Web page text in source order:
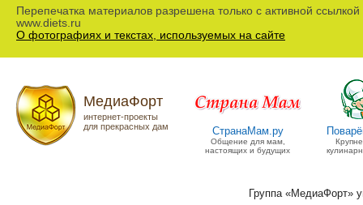
Перепечатка материалов разрешена только с активной ссылкой
www.diets.ru
О фотографиях и текстах, используемых на сайте
МедиаФорт
интернет-проекты
для прекрасных дам
СтранаМам.ру
Общение для мам,
настоящих и будущих
Группа «МедиаФорт»